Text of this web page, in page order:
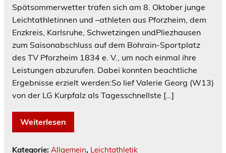
Spätsommerwetter trafen sich am 8. Oktober junge
Leichtathletinnen und –athleten aus Pforzheim, dem
Enzkreis, Karlsruhe, Schwetzingen undPliezhausen
zum Saisonabschluss auf dem Bohrain-Sportplatz
des TV Pforzheim 1834 e. V., um noch einmal ihre
Leistungen abzurufen. Dabei konnten beachtliche
Ergebnisse erzielt werden:So lief Valerie Georg (W13)
von der LG Kurpfalz als Tagesschnellste […]
Weiterlesen
Kategorie: Allgemein, Leichtathletik